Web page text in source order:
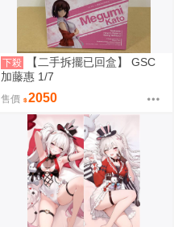
下殺
【二手拆擺已回盒】 GSC
加藤惠 1/7
售價 2050